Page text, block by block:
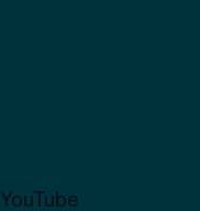
YouTube